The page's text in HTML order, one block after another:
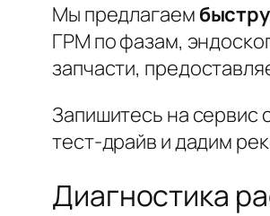
Мы предлагаем
ГРМ по фазам,
запчасти,
Запишитесь на сервис
тест-драйв и дадим
Диагностика